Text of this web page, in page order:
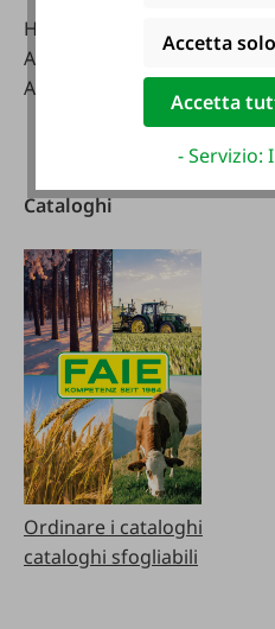
Handelsstraße 9
A-4844 Regau
Austria
Cataloghi
Ordinare i cataloghi
cataloghi sfogliabili
Accetta
Accetta
- Servizio: